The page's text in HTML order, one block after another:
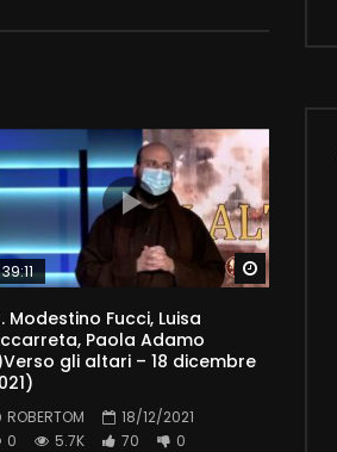
Later
39:11
Modestino Fucci, Luisa
Paola Adamo
gli altari – 18 dicembre
ROBERTOM
18/12/2021
0
5.7K 70 0